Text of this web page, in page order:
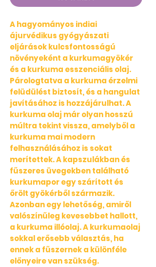
A hagyományos indiai
ájurvédikus gyógyászati
eljárások kulcsfontosságú
növényeként a kurkumagyökér
és a kurkuma esszenciális olaj.
Párologtatva a kurkuma érzelmi
felüdülést biztosít, és a hangulat
javításához is hozzájárulhat. A
kurkuma olaj már olyan hosszú
múltra tekint vissza, amelyből a
kurkuma mai modern
felhasználásához is sokat
merítettek. A kapszulákban és
fűszeres üvegekben található
kurkumapor egy szárított és
őrölt gyökérből származik.
Azonban egy lehetőség, amiről
valószínűleg kevesebbet hallott,
a kurkuma illóolaj. A kurkumaolaj
sokkal erősebb választás, ha
ennek a fűszernek a különféle
előnyeire van szükség.